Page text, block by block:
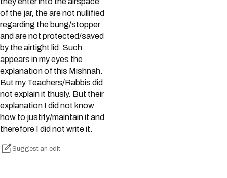
of the jar, the are not nullified
regarding the bung/stopper
and are not protected/saved
by the airtight lid. Such
appears in my eyes the
explanation of this Mishnah.
But my Teachers/Rabbis did
not explain it thusly. But their
explanation I did not know
how to justify/maintain it and
therefore I did not write it.
Suggest an edit